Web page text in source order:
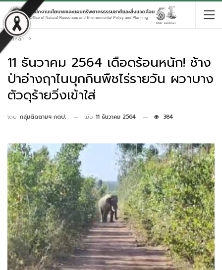
หน้าหลัก
11 ธันวาคม 2564 เดือดร้อนหนัก! ช้าง
ป่าอ่างฤาไนบุกกินพืชไร่รายวัน ผวาบาง
ตัวดุร้ายวิ่งเข้าใส่
โดย กลุ่มติดตามฯ กตป. เมื่อ 11 ธันวาคม 2564 384